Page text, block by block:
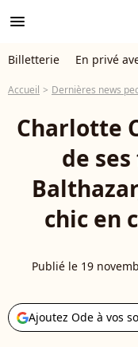
menu
Billetterie En privé
Accueil Dernières news
Charlotte
de
chic en
Publié le 19
Ajoutez Ode à vos